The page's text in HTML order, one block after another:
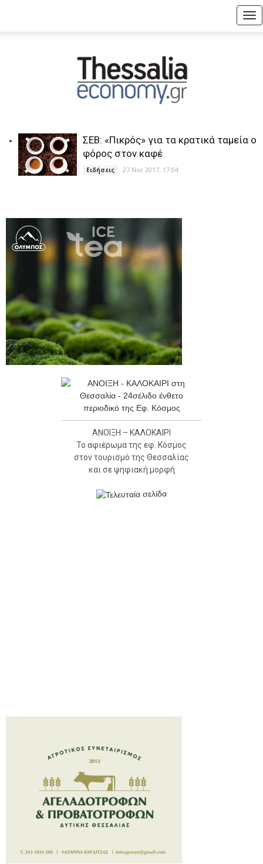
ΣΕΒ: «Πικρός» για τα κρατικά ταμεία ο
φόρος στον καφέ
Ειδήσεις 27 Νοε 2017, 17:04
ΑΝΟΙΞΗ – ΚΑΛΟΚΑΙΡΙ
Το αφιέρωμα της εφ. Κόσμος
στον τουρισμό της Θεσσαλίας
και σε ψηφιακή μορφή